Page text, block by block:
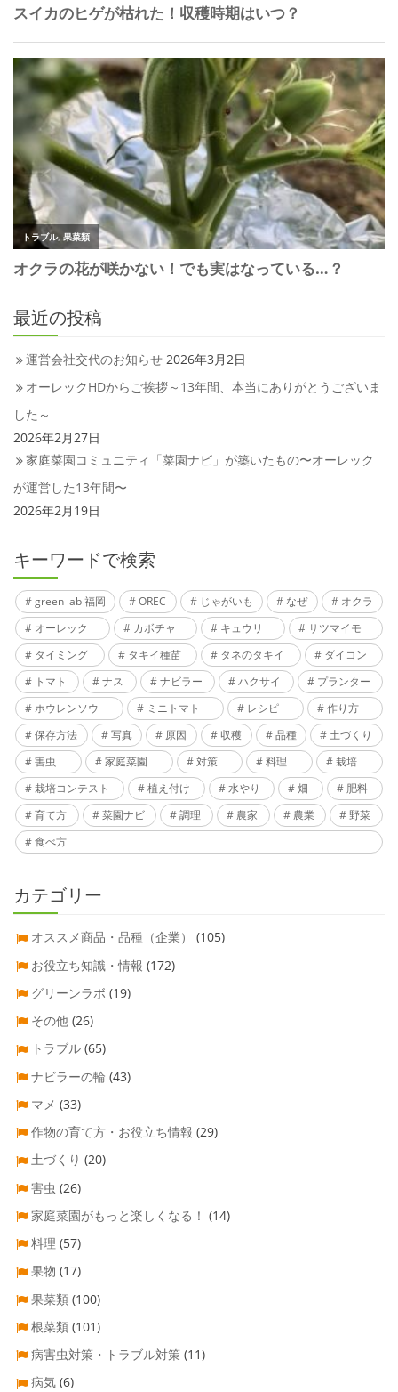
最近の投稿
運営会社交代のお知らせ 2026年3月2日
オーレックHDからご挨拶～13年間、本当にありがとうございま
した～
2026年2月27日
家庭菜園コミュニティ「菜園ナビ」が築いたもの〜オーレック
が運営した13年間〜
2026年2月19日
キーワードで検索
green lab 福岡 OREC じゃがいも なぜ
オクラ
オーレック
カボチャ キュウリ
サツマイモ
タイミング
タキイ種苗 タネのタキイ
ダイコン
トマト
ナス ナビラー ハクサイ
プランター
ホウレンソウ
ミニトマト レシピ
作り方
保存方法
写真 原因 収穫 品種
土づくり
害虫
家庭菜園 対策 料理
栽培
栽培コンテスト
植え付け 水やり 畑
肥料
育て方
菜園ナビ 調理 農家 農業
野菜
食べ方
カテゴリー
オススメ商品・品種（企業）
(105)
お役立ち知識・情報 (172)
グリーンラボ (19)
その他 (26)
トラブル (65)
ナビラーの輪 (43)
マメ (33)
作物の育て方・お役立ち情報 (29)
土づくり (20)
害虫 (26)
家庭菜園がもっと楽しくなる！ (14)
料理 (57)
果物 (17)
果菜類 (100)
根菜類 (101)
病害虫対策・トラブル対策 (11)
病気 (6)